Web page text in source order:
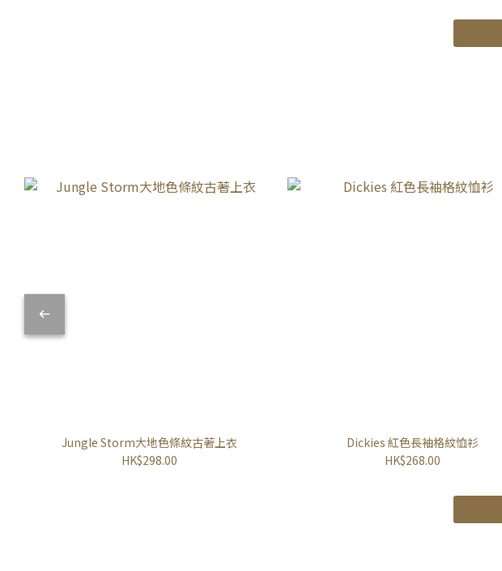
Jungle Storm大地色條紋古著上衣
HK$298.00
Dickies 紅色長袖格紋恤衫
HK$268.00